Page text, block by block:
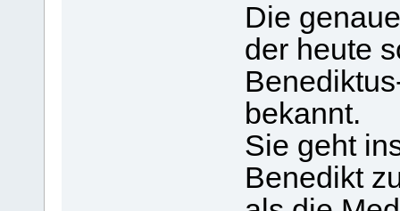
Die
der heute
bekannt.
Sie geht
Benedikt